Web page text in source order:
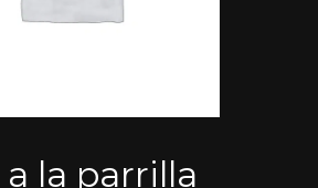
la parrilla